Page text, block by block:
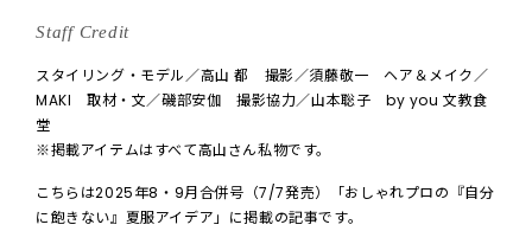
Staff Credit
スタイリング・モデル／高山 都 撮影／須藤敬一 ヘア＆メイク／
MAKI 取材・文／磯部安伽 撮影協力／山本聡子 by you 文教食
堂
※掲載アイテムはすべて高山さん私物です。
こちらは2025年8・9月合併号（7/7発売）「おしゃれプロの『自分
に飽きない』夏服アイデア」に掲載の記事です。